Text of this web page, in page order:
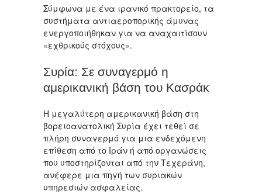
Σύμφωνα με ένα ιρανικό πρακτορείο, τα
συστήματα αντιαεροπορικής άμυνας
ενεργοποιήθηκαν για να αναχαιτίσουν
«εχθρικούς στόχους».
Συρία: Σε συναγερμό η
αμερικανική βάση του Κασράκ
Η μεγαλύτερη αμερικανική βάση στη
βορειοανατολική Συρία έχει τεθεί σε
πλήρη συναγερμό για μια ενδεχόμενη
επίθεση από το Ιράν ή από οργανώσεις
που υποστηρίζονται από την Τεχεράνη,
ανέφερε μια πηγή των συριακών
υπηρεσιών ασφαλείας.